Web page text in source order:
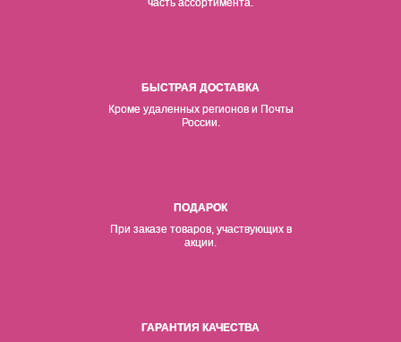
часть ассортимента.
БЫСТРАЯ ДОСТАВКА
Кроме удаленных регионов и Почты
России.
ПОДАРОК
При заказе товаров, участвующих в
акции.
ГАРАНТИЯ КАЧЕСТВА